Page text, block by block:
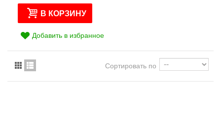
В КОРЗИНУ
Добавить в избранное
Сортировать по